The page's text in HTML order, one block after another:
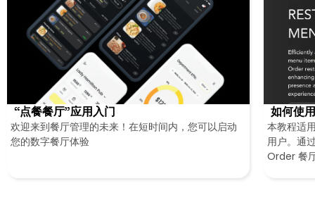
“点餐餐厅”应用入门
欢迎来到餐厅管理的未来！在短时间内，您可以启动
您的数字餐厅体验
如何使
本教程适
用户。通
Order 餐